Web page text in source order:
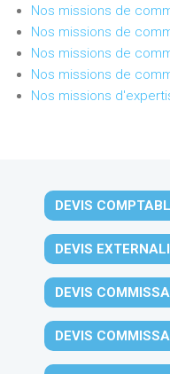
Nos missions de
Nos missions de
Nos missions de
Nos missions de
Nos missions
DEVIS
DEVIS
DEVIS
DEVIS